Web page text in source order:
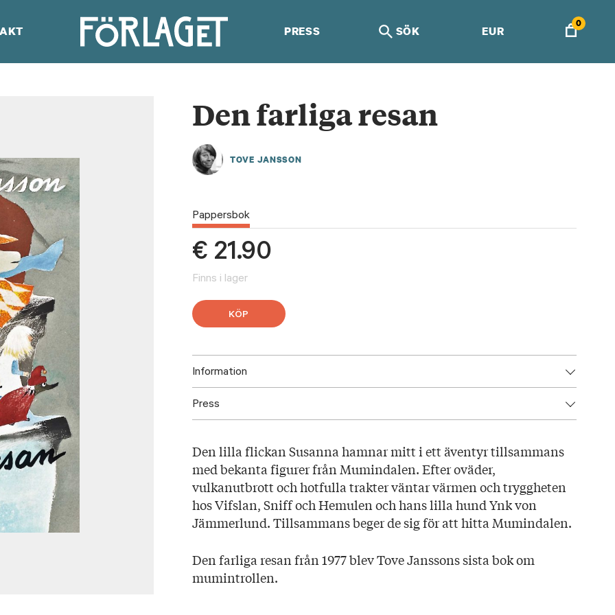
PRESS SÖK EUR
0
Den farliga resan
TOVE JANSSON
Pappersbok
€ 21.90
Finns i lager
KÖP
Information
ISBN: 9789523331105
Titel: Den farliga resan
Språk: Svenska
Sidantal: 30
Format: Kartonnage
Press
Den lilla flickan Susanna hamnar mitt i ett äventyr tillsammans
med bekanta figurer från Mumindalen. Efter oväder,
vulkanutbrott och hotfulla trakter väntar värmen och tryggheten
hos Vifslan, Sniff och Hemulen och hans lilla hund Ynk von
Jämmerlund. Tillsammans beger de sig för att hitta Mumindalen.
Den farliga resan från 1977 blev Tove Janssons sista bok om
mumintrollen.